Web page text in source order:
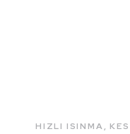
HIZLI ISINMA,